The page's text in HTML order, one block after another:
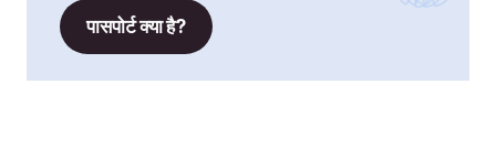
पासपोर्ट क्या है?